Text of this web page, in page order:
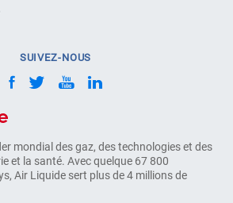
mondial des gaz, des technologies et des
et la santé. Avec quelque 67 800
Air Liquide sert plus de 4 millions de
SUIVEZ-NOUS